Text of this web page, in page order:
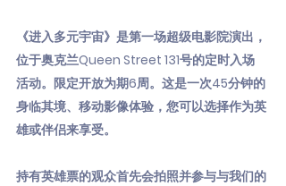
《进入多元宇宙》是第一场超级电影院演出，
位于奥克兰Queen Street 131号的定时入场
活动。限定开放为期6周。这是一次45分钟的
身临其境、移动影像体验，您可以选择作为英
雄或伴侣来享受。
持有英雄票的观众首先会拍照并参与与我们的